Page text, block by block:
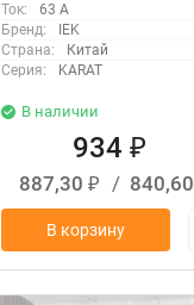
Ток:
63 А
Бренд:
IEK
Страна:
Китай
Серия:
KARAT
В наличии
934 ₽
887,30 ₽ / 840,60
В корзину